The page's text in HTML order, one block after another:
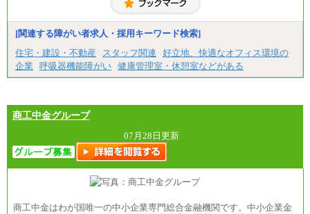
[関連する障がい者求人・採用キーワード検索]
住宅・建設・不動産
スタッフ関連
好立地、快適なオフィス環境の
企業
呼吸器機能障がい 健康管理室・休憩室などがある
商工中金グループ
07月28日更新
商工中金はわが国唯一の中小企業専門総合金融機関です。中小企業金